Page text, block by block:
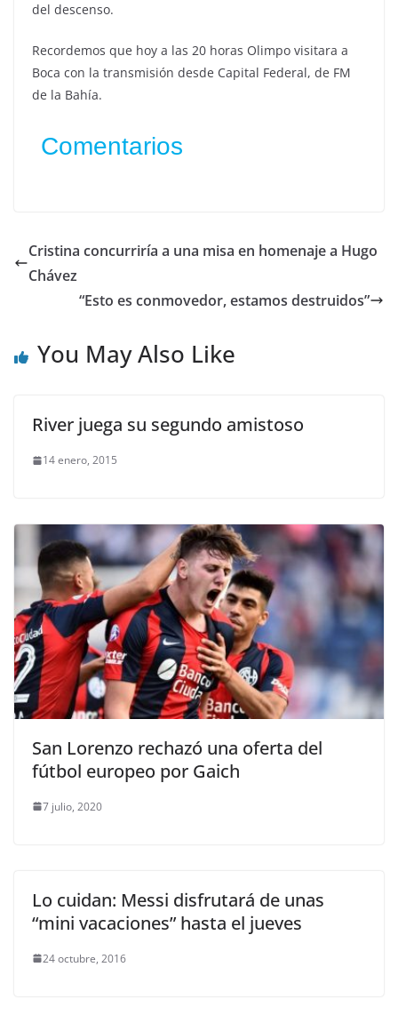
del descenso.
Recordemos que hoy a las 20 horas Olimpo visitara a
Boca con la transmisión desde Capital Federal, de FM
de la Bahía.
Comentarios
Cristina concurriría a una misa en homenaje a Hugo
Chávez
“Esto es conmovedor, estamos destruidos”
You May Also Like
River juega su segundo amistoso
14 enero, 2015
San Lorenzo rechazó una oferta del
fútbol europeo por Gaich
7 julio, 2020
Lo cuidan: Messi disfrutará de unas
“mini vacaciones” hasta el jueves
24 octubre, 2016